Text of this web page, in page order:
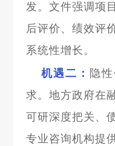
发。文件强调项
后评价、绩效评
系统性增长。
机遇二： 隐
求。地方政府在
可研深度把关、
专业咨询机构提